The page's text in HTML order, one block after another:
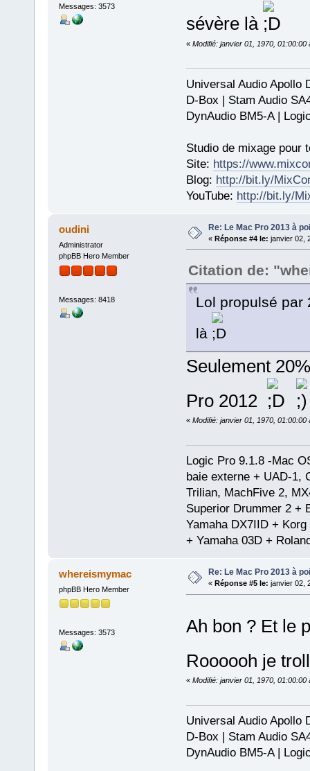
Messages: 3573
sévère là
« Modifié: janvier 01, 1970, 01:00:00
Universal Audio Apollo
D-Box | Stam Audio
DynAudio BM5-A |
Studio de mixage pour
Site: https://
Blog: http://bit.ly/
YouTube: http://bit.ly/
oudini
Administrator
phpBB Hero Member
Messages: 8418
Re: Le Mac Pro 2013 à
« Réponse #4 le: janvier 02,
Citation de:
Lol propulsé par
là
Seulement
Pro 2012
« Modifié: janvier 01, 1970, 01:00:00
Logic Pro 9.1.8 -Mac
baie externe + UAD-1,
Trilian, MachFive 2,
Superior Drummer 2 +
Yamaha DX7IID +
+ Yamaha 03D +
whereismymac
phpBB Hero Member
Messages: 3573
Re: Le Mac Pro 2013 à
« Réponse #5 le: janvier 02,
Ah bon ? Et le
Roooooh je
« Modifié: janvier 01, 1970, 01:00:00
Universal Audio Apollo
D-Box | Stam Audio
DynAudio BM5-A |